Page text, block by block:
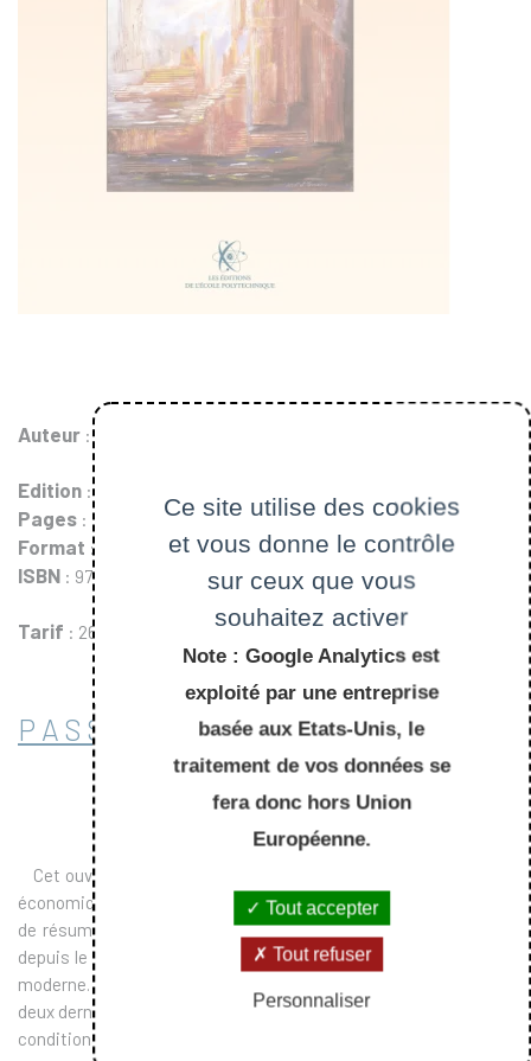
Auteur :
Edition : 2002
Pages : 406
Format : 17 x 24 cm
ISBN : 978-2-7302-0837-6 (9782730208376)
Tarif : 26.50 €
PASSER COMMANDE
Cet ouvrage est l'aboutissement d'un enseignement d'histoire
économique dans le cadre de ce département. Son objectif est
de résumer l'évolution économique et sociale de nos sociétés
depuis le moment où elles sont entrées dans l'ère de l'économie
moderne. Il en décrit les grands enchaînements au cours des
deux derniers siècles qui ont connu un bouleversement total des
conditions d'existence.
Ce site utilise des cookies
et vous donne le contrôle
sur ceux que vous
souhaitez activer
Note : Google Analytics est
exploité par une entreprise
basée aux Etats-Unis, le
traitement de vos données se
fera donc hors Union
Européenne.
Tout accepter
Tout refuser
Personnaliser